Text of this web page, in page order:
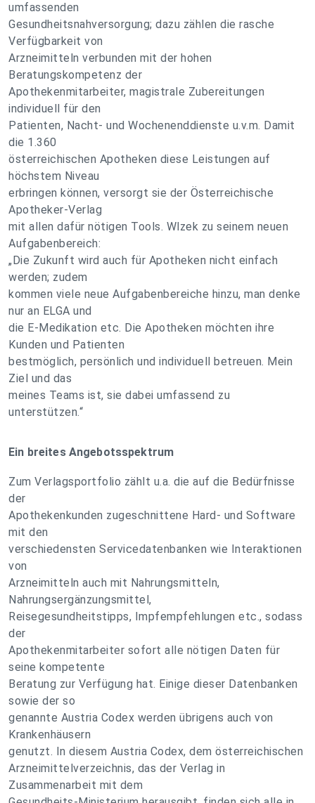
umfassenden
Gesundheitsnahversorgung; dazu zählen die rasche
Verfügbarkeit von
Arzneimitteln verbunden mit der hohen
Beratungskompetenz der
Apothekenmitarbeiter, magistrale Zubereitungen
individuell für den
Patienten, Nacht- und Wochenenddienste u.v.m. Damit
die 1.360
österreichischen Apotheken diese Leistungen auf
höchstem Niveau
erbringen können, versorgt sie der Österreichische
Apotheker-Verlag
mit allen dafür nötigen Tools. Wlzek zu seinem neuen
Aufgabenbereich:
„Die Zukunft wird auch für Apotheken nicht einfach
werden; zudem
kommen viele neue Aufgabenbereiche hinzu, man denke
nur an ELGA und
die E-Medikation etc. Die Apotheken möchten ihre
Kunden und Patienten
bestmöglich, persönlich und individuell betreuen. Mein
Ziel und das
meines Teams ist, sie dabei umfassend zu
unterstützen.“
Ein breites Angebotsspektrum
Zum Verlagsportfolio zählt u.a. die auf die Bedürfnisse
der
Apothekenkunden zugeschnittene Hard- und Software
mit den
verschiedensten Servicedatenbanken wie Interaktionen
von
Arzneimitteln auch mit Nahrungsmitteln,
Nahrungsergänzungsmittel,
Reisegesundheitstipps, Impfempfehlungen etc., sodass
der
Apothekenmitarbeiter sofort alle nötigen Daten für
seine kompetente
Beratung zur Verfügung hat. Einige dieser Datenbanken
sowie der so
genannte Austria Codex werden übrigens auch von
Krankenhäusern
genutzt. In diesem Austria Codex, dem österreichischen
Arzneimittelverzeichnis, das der Verlag in
Zusammenarbeit mit dem